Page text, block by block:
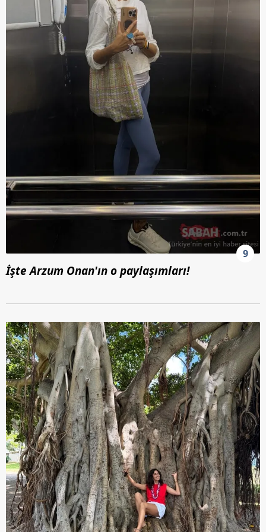
verileriniz işlenmekte olup gerekli olan çerezler bilgi
toplumu hizmetlerinin sunulması amacıyla
kullanılmaktadır. Diğer çerezler, sitemizin daha işlevsel
kılınması ve kişiselleştirilmesi ve sizlere yönelik
reklam/pazarlama faaliyetlerinin yapılması, amaçlarıyla
sınırlı olarak açık rızanız dahilinde kullanılacaktır.
Çerezlere ilişkin tercihlerinizi aşağıda yer alan panel
vasıtasıyla belirleyebilirsiniz. Çerezlere ilişkin detaylı bilgi
için Ayarlar butonuna tıklayabilir,
Çerez Bilgilendirme
ziyaret edebilirsiniz.
6698 sayılı Kişisel Verilerin Korunması Kanunu uyarınca
hazırlanmış Aydınlatma Metnimizi okumak ve sitemizde
ilgili mevzuata uygun olarak kullanılan çerezlerle ilgili bilgi
9
İşte Arzum Onan'ın o paylaşımları!